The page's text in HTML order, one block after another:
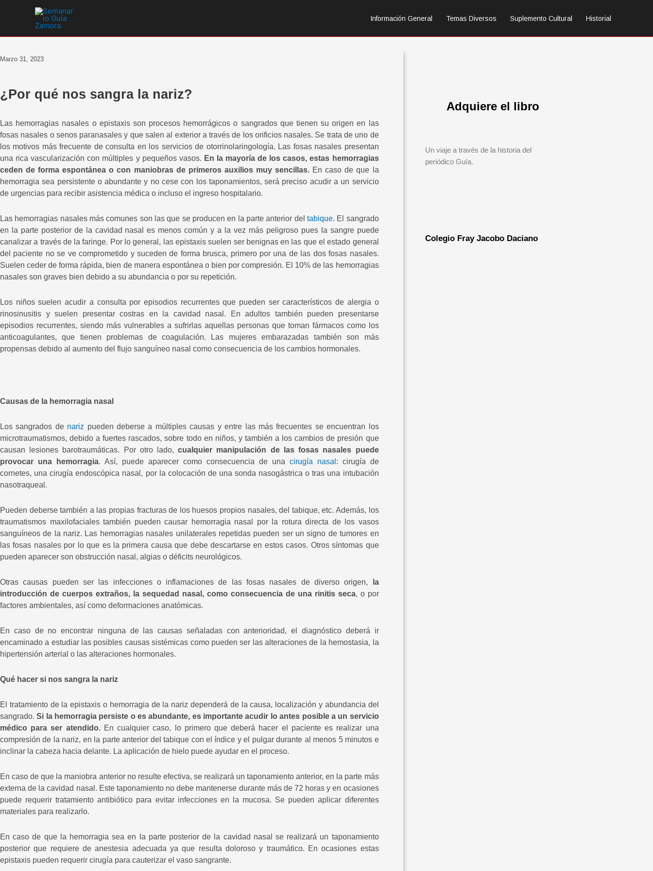
Información General Temas Diversos Suplemento Cultural Historial
Marzo 31, 2023
¿Por qué nos sangra la nariz?
Las hemorragias nasales o epistaxis son procesos hemorrágicos o sangrados que tienen su origen en las
fosas nasales o senos paranasales y que salen al exterior a través de los orificios nasales. Se trata de uno de
los motivos más frecuente de consulta en los servicios de otorrinolaringología. Las fosas nasales presentan
una rica vascularización con múltiples y pequeños vasos. En la mayoría de los casos, estas hemorragias
ceden de forma espontánea o con maniobras de primeros auxilios muy sencillas. En caso de que la
hemorragia sea persistente o abundante y no cese con los taponamientos, será preciso acudir a un servicio
de urgencias para recibir asistencia médica o incluso el ingreso hospitalario.
Las hemorragias nasales más comunes son las que se producen en la parte anterior del tabique. El sangrado
en la parte posterior de la cavidad nasal es menos común y a la vez más peligroso pues la sangre puede
canalizar a través de la faringe. Por lo general, las epistaxis suelen ser benignas en las que el estado general
del paciente no se ve comprometido y suceden de forma brusca, primero por una de las dos fosas nasales.
Suelen ceder de forma rápida, bien de manera espontánea o bien por compresión. El 10% de las hemorragias
nasales son graves bien debido a su abundancia o por su repetición.
Los niños suelen acudir a consulta por episodios recurrentes que pueden ser característicos de alergia o
rinosinusitis y suelen presentar costras en la cavidad nasal. En adultos también pueden presentarse
episodios recurrentes, siendo más vulnerables a sufrirlas aquellas personas que toman fármacos como los
anticoagulantes, que tienen problemas de coagulación. Las mujeres embarazadas también son más
propensas debido al aumento del flujo sanguíneo nasal como consecuencia de los cambios hormonales.
Causas de la hemorragia nasal
Los sangrados de nariz pueden deberse a múltiples causas y entre las más frecuentes se encuentran los
microtraumatismos, debido a fuertes rascados, sobre todo en niños, y también a los cambios de presión que
causan lesiones barotraumáticas. Por otro lado,cualquier manipulación de las fosas nasales puede
provocar una hemorragia. Así, puede aparecer como consecuencia de una cirugía nasal : cirugía de
cornetes, una cirugía endoscópica nasal, por la colocación de una sonda nasogástrica o tras una intubación
nasotraqueal.
Pueden deberse también a las propias fracturas de los huesos propios nasales, del tabique, etc. Además, los
traumatismos maxilofaciales también pueden causar hemorragia nasal por la rotura directa de los vasos
sanguíneos de la nariz. Las hemorragias nasales unilaterales repetidas pueden ser un signo de tumores en
las fosas nasales por lo que es la primera causa que debe descartarse en estos casos. Otros síntomas que
pueden aparecer son obstrucción nasal, algias o déficits neurológicos.
Otras causas pueden ser las infecciones o inflamaciones de las fosas nasales de diverso origen,
la
introducción de cuerpos extraños, la sequedad nasal, como consecuencia de una rinitis seca, o por
factores ambientales, así como deformaciones anatómicas.
En caso de no encontrar ninguna de las causas señaladas con anterioridad, el diagnóstico deberá ir
encaminado a estudiar las posibles causas sistémicas como pueden ser las alteraciones de la hemostasia, la
hipertensión arterial o las alteraciones hormonales.
Qué hacer si nos sangra la nariz
El tratamiento de la epistaxis o hemorragia de la nariz dependerá de la causa, localización y abundancia del
sangrado.Si la hemorragia persiste o es abundante, es importante acudir lo antes posible a un servicio
médico para ser atendido.En cualquier caso, lo primero que deberá hacer el paciente es realizar una
compresión de la nariz, en la parte anterior del tabique con el índice y el pulgar durante al menos 5 minutos e
inclinar la cabeza hacia delante. La aplicación de hielo puede ayudar en el proceso.
En caso de que la maniobra anterior no resulte efectiva, se realizará un taponamiento anterior, en la parte más
externa de la cavidad nasal. Este taponamiento no debe mantenerse durante más de 72 horas y en ocasiones
puede requerir tratamiento antibiótico para evitar infecciones en la mucosa. Se pueden aplicar diferentes
materiales para realizarlo.
En caso de que la hemorragia sea en la parte posterior de la cavidad nasal se realizará un taponamiento
posterior que requiere de anestesia adecuada ya que resulta doloroso y traumático. En ocasiones estas
epistaxis pueden requerir cirugía para cauterizar el vaso sangrante.
Adquiere el libro
Un viaje a través de la historia del
periódico Guía.
Colegio Fray Jacobo Daciano